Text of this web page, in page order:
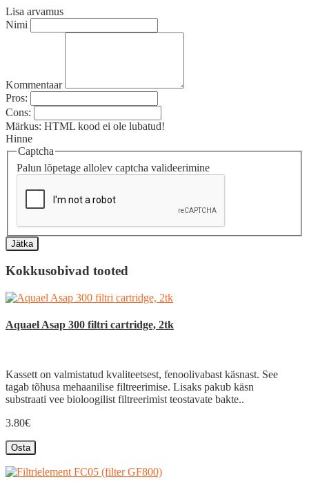
Lisa arvamus
Nimi
Kommentaar
Pros:
Cons:
Märkus: HTML kood ei ole lubatud!
Hinne
Captcha
Palun lõpetage allolev captcha valideerimine
Jätka
Kokkusobivad tooted
Aquael Asap 300 filtri cartridge, 2tk
Kassett on valmistatud kvaliteetsest, fenoolivabast käsnast. See
tagab tõhusa mehaanilise filtreerimise. Lisaks pakub käsn
substraati vee bioloogilist filtreerimist teostavate bakte..
3.80€
Osta